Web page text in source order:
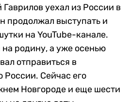
уехал из России в
продолжал выступать и
на YouTube-канале.
родину, а уже осенью
отправиться в
России. Сейчас его
Новгороде и еще шести